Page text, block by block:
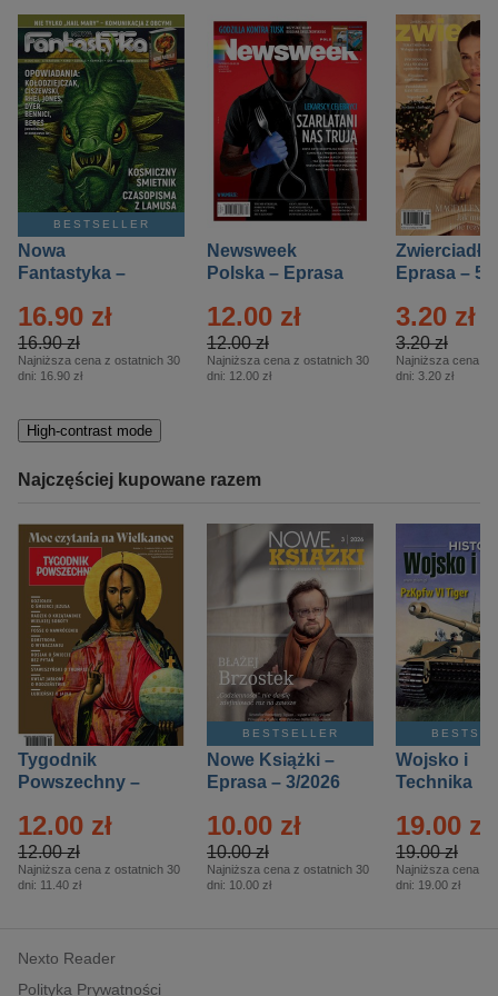
BESTSELLER
Nowa
Fantastyka –
16.90 zł
16.90 zł
Najniższa cena z ostatnich 30
dni: 16.90 zł
Newsweek
Polska – Eprasa
12.00 zł
12.00 zł
Najniższa cena z ostatnich 30
dni: 12.00 zł
Zwierciadło
Eprasa – 5/
3.20 zł
3.20 zł
Najniższa cena z
dni: 3.20 zł
High-contrast mode
Najczęściej kupowane razem
Tygodnik
Powszechny –
12.00 zł
12.00 zł
Najniższa cena z ostatnich 30
dni: 11.40 zł
BESTSELLER
Nowe Książki –
Eprasa – 3/2026
10.00 zł
10.00 zł
Najniższa cena z ostatnich 30
dni: 10.00 zł
Wojsko i
Technika
– 2/2026
19.00 zł
19.00 zł
Najniższa cena z
dni: 19.00 zł
Nexto Reader
Polityka Prywatności